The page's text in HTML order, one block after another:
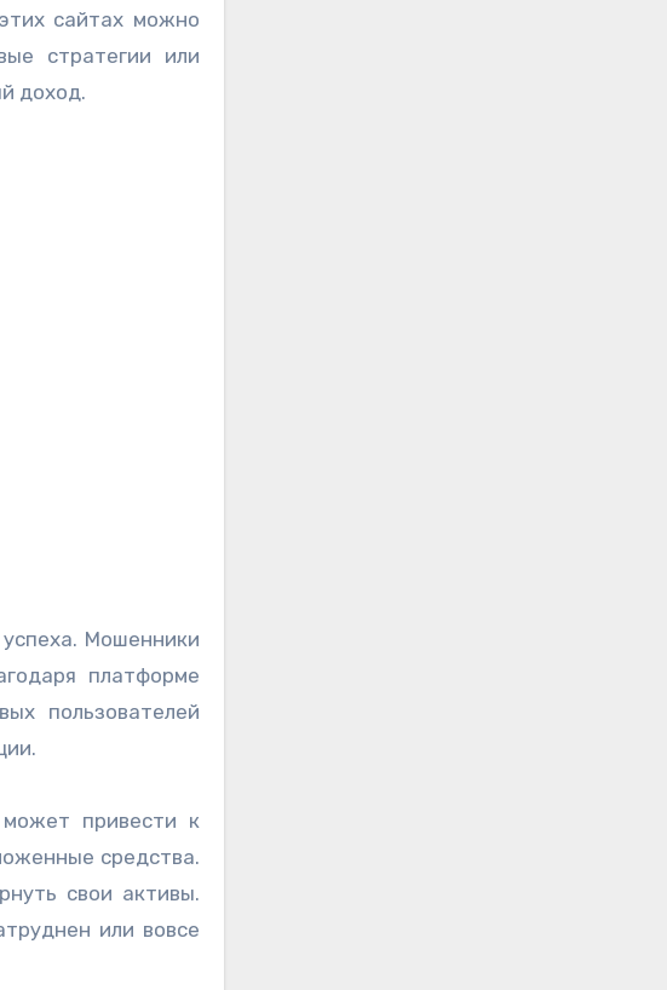
сайтах можно
стратегии или
доход.
Мошенники
платформе
пользователей
привести к
средства.
свои активы.
или вовсе